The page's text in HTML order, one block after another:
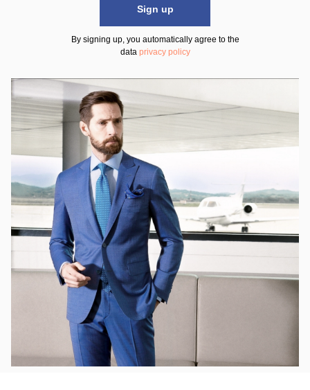
Sign up
By signing up, you automatically agree to the
data privacy policy